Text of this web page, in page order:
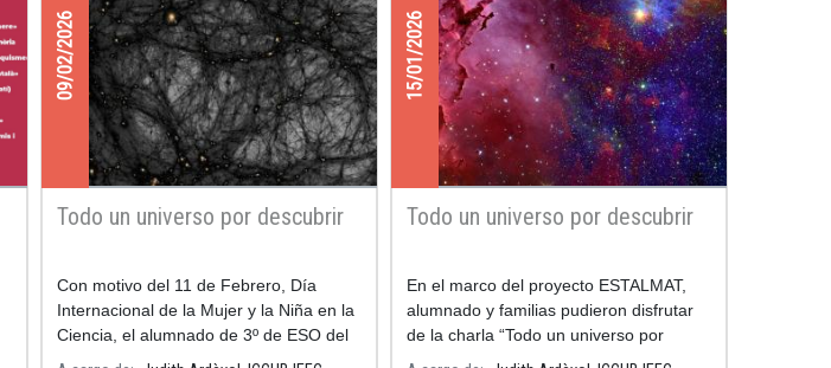
09/02/2026
Todo un universo por descubrir
Con motivo del 11 de Febrero, Día
Internacional de la Mujer y la Niña en la
Ciencia, el alumnado de 3º de ESO del
Instituto Lluís de Peguera (Manresa) ha
15/01/2026
Todo un universo por descubrir
En el marco del proyecto ESTALMAT,
alumnado y familias pudieron disfrutar
de la charla “Todo un universo por
descubrir”, un viaje apasionante por la